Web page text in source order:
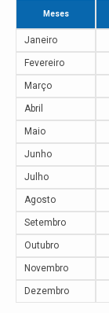
Meses
Janeiro
Fevereiro
Março
Abril
Maio
Junho
Julho
Agosto
Setembro
Outubro
Novembro
Dezembro